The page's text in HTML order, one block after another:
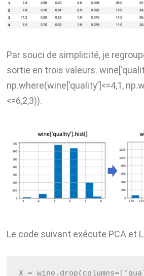
Par souci de simplicité, je
sortie en trois valeurs.
np.where(wine[‘quality’]<=4,1,
<=6,2,3)).
Le code suivant exécute PCA et
X =